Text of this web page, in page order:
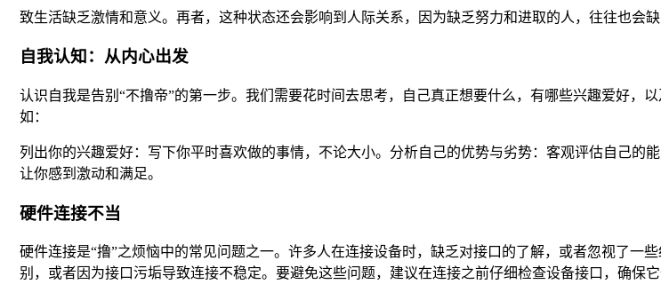
致生活缺乏激情和意义。再者，这种状态还会影响到人际关系，因为缺乏努力和进取的人，往往也会
自我认知：从内心出发
认识自我是告别“不撸帝”的第一步。我们需要花时间去思考，自己真正想要什么，有哪些兴趣爱好，
如：
列出你的兴趣爱好：写下你平时喜欢做的事情，不论大小。分析自己的优势与劣势：客观评估自己的
让你感到激动和满足。
硬件连接不当
硬件连接是“撸”之烦恼中的常见问题之一。许多人在连接设备时，缺乏对接口的了解，或者忽视了一
别，或者因为接口污垢导致连接不稳定。要避免这些问题，建议在连接之前仔细检查设备接口，确保它